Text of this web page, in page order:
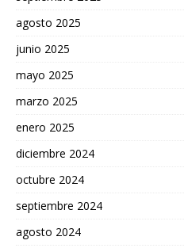
agosto 2025
junio 2025
mayo 2025
marzo 2025
enero 2025
diciembre 2024
octubre 2024
septiembre 2024
agosto 2024